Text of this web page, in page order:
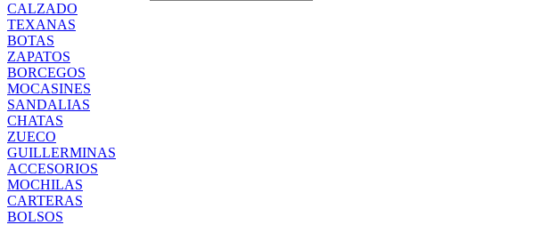
CALZADO
TEXANAS
BOTAS
ZAPATOS
BORCEGOS
MOCASINES
SANDALIAS
CHATAS
ZUECO
GUILLERMINAS
ACCESORIOS
MOCHILAS
CARTERAS
BOLSOS